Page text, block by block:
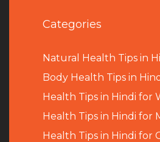
Categories
Natural Health Tips in
Body Health Tips in
Health Tips in Hindi for
Health Tips in Hindi for
Health Tips in Hindi for